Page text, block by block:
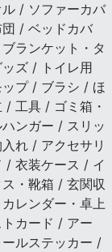
/ ソファーカバ
/ ベッドカバ
ランケット・タ
ズ / トイレ用
プ / ブラシ / ほ
工具 / ゴミ箱・
ンガー / スリッ
れ / アクセサリ
/ 衣装ケース / イ
・靴箱 / 玄関収
レンダー・卓上
カード / アー
ルステッカー /